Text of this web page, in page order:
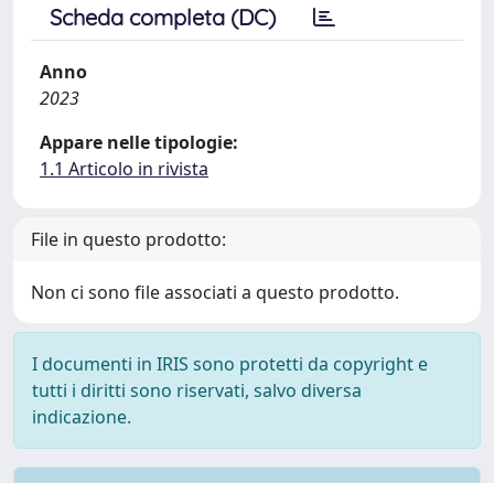
Scheda completa (DC)
Anno
2023
Appare nelle tipologie:
1.1 Articolo in rivista
File in questo prodotto:
Non ci sono file associati a questo prodotto.
I documenti in IRIS sono protetti da copyright e
tutti i diritti sono riservati, salvo diversa
indicazione.